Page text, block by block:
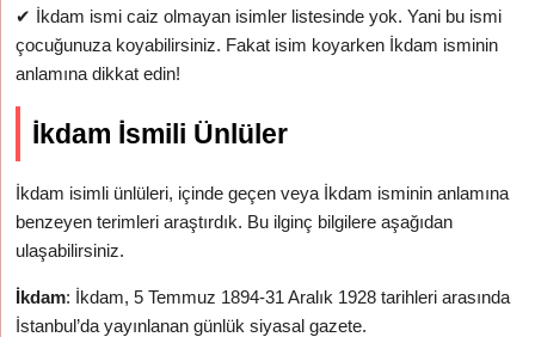
✔ İkdam ismi caiz olmayan isimler listesinde yok. Yani bu ismi
çocuğunuza koyabilirsiniz. Fakat isim koyarken İkdam isminin
anlamına dikkat edin!
İkdam İsmili Ünlüler
İkdam isimli ünlüleri, içinde geçen veya İkdam isminin anlamına
benzeyen terimleri araştırdık. Bu ilginç bilgilere aşağıdan
ulaşabilirsiniz.
İkdam: İkdam, 5 Temmuz 1894-31 Aralık 1928 tarihleri arasında
İstanbul’da yayınlanan günlük siyasal gazete.